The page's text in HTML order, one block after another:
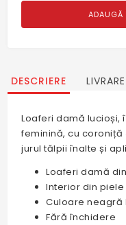
DESCRIERE LIVRARE
Loaferi damă
feminină, cu
jurul tălpii înalte și
Loaferi damă
Interior din
Culoare neagră
Fără închidere